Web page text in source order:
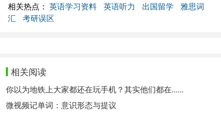
相关热点： 英语学习资料 英语听力 出国留学
雅思词
汇
考研误区
相关阅读
你以为地铁上大家都还在玩手机？其实他们都在......
微视频记单词：意识形态与提议